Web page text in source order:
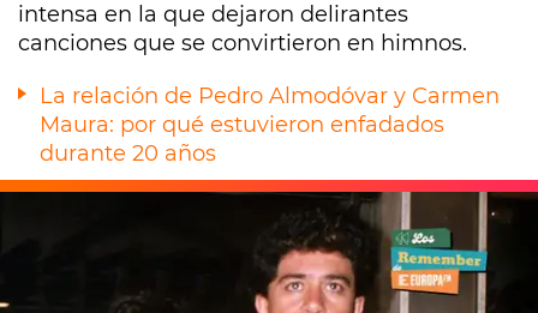
intensa en la que dejaron delirantes
canciones que se convirtieron en himnos.
La relación de Pedro Almodóvar y Carmen
Maura: por qué estuvieron enfadados
durante 20 años